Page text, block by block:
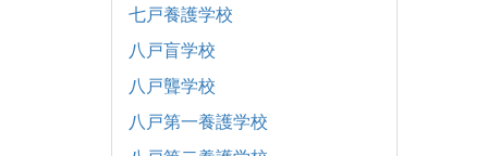
七戸養護学校
八戸盲学校
八戸聾学校
八戸第一養護学校